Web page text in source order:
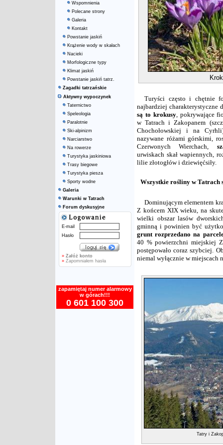
Wspomnienia
Polecane strony
Galeria
Kontakt
Powstanie jaskiń
Krążenie wody w skałach
Nacieki
Morfologiczne typy
Klimat jaskiń
Powstanie jaskiń tatrz.
Zagadki tatrzańskie
Aktywny wypoczynek
Taternictwo
Speleologia
Paralotnie
Ski-alpinizm
Narciarstwo
Na rowerze
Turystyka jaskiniowa
Trasy biegowe
Turystyka piesza
Sporty wodne
Galeria
Warunki w Tatrach
Forum dyskusyjne
E-mail
Hasło
» Załóż konto
»Zapomniałem hasła
zapamiętaj numer alarmowy
w górach!!!
0 601 100 300
Turyści często i chętnie
najbardziej charakterystyczne
są to krokusy, pokrywające
w Tatrach i Zakopanem
Chochołowskiej i na
nazywane różami górskimi,
Czerwonych Wierchach,
urwiskach skał wapiennych,
lilie złotogłów i dziewięćsiły.
Wszystkie rośliny w Tatrach
Dominującym elementem
Z końcem XIX wieku, na
wielki obszar lasów
gminną i powinien być
grunt rozprzedano na
40 % powierzchni miejskiej
postępowało coraz szybciej.
niemal wyłącznie w
Tatry i